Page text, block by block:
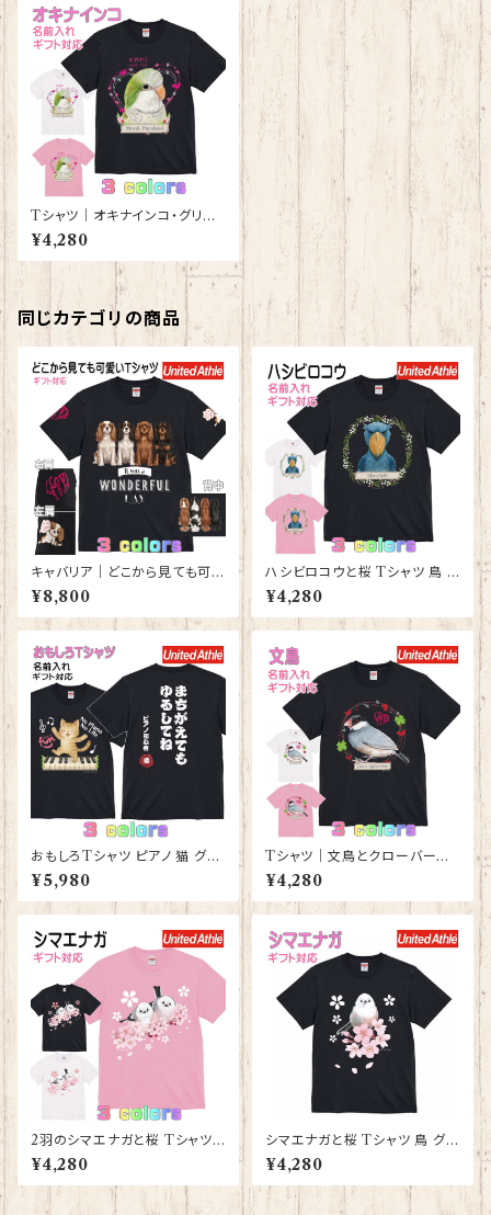
Tシャツ｜オキナインコ・グリー
ン【型番 T-127】レディース メン
ズ グッズ
¥4,280
同じカテゴリの商品
キャバリア｜どこから見ても可愛
いＴシャツ 背中・両袖にプリント
有 【型番 T-10014】
¥8,800
ハシビロコウと桜 Tシャツ 鳥 グ
ッズ 雑貨 レディース メンズ 【型
番 T-10012】はじびろこう プレ
ゼント ギフト
¥4,280
おもしろTシャツ ピアノ 猫 グッ
ズ 雑貨 レディース メンズ 【型番
T-10013】ストリートピアノ プレ
ゼント ギフト
¥5,980
Tシャツ｜文鳥とクローバーと
ハート【型番 T-152】レディース
メンズ 大きいサイズ グッズ K
YAPIArt きゃぴあーと
¥4,280
2羽のシマエナガと桜 Tシャツ
鳥 グッズ 雑貨 レディース メン
ズ 大きいサイズ グッズ【型番 T-
10011】しまえなが プレゼント
ギフト
¥4,280
シマエナガと桜 Tシャツ 鳥 グッ
ズ 雑貨 レディース メンズ 【型番
T-10010】しまえなが プレゼン
ト ギフト
¥4,280